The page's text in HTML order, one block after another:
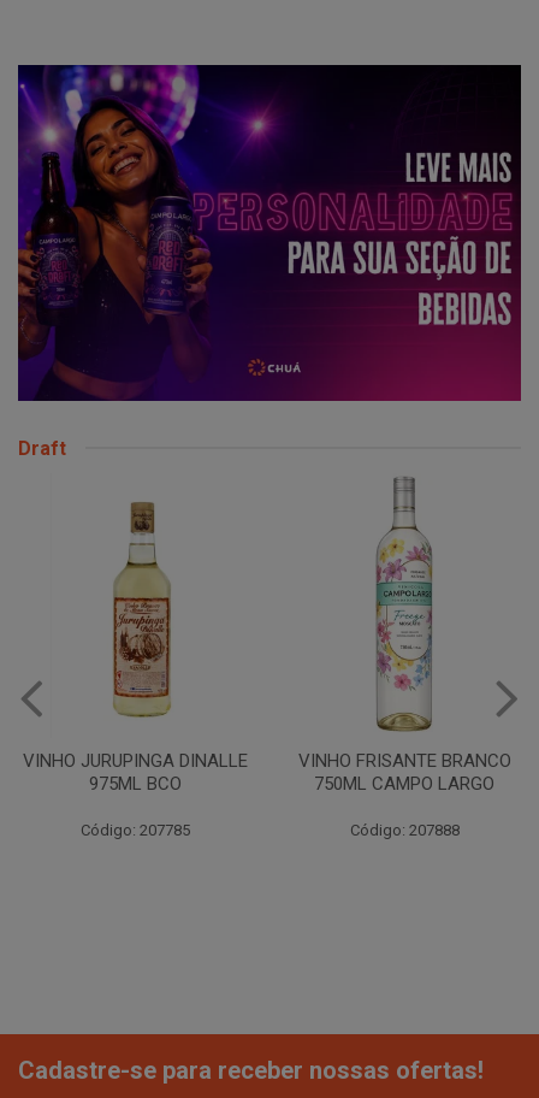
Draft
VINHO JURUPINGA DINALLE
975ML BCO
Código: 207785
VINHO FRISANTE BRANCO
750ML CAMPO LARGO
Código: 207888
Cadastre-se para receber nossas ofertas!